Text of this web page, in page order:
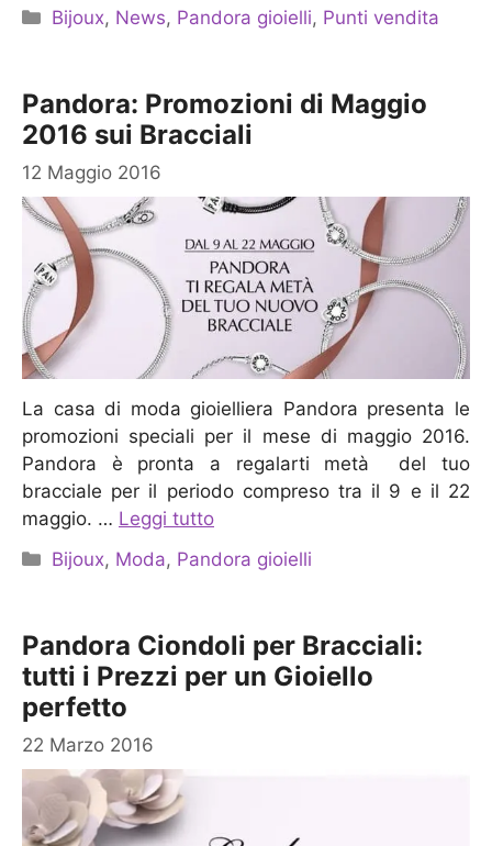
Categorie
Bijoux, News, Pandora gioielli, Punti vendita
Pandora: Promozioni di Maggio
2016 sui Bracciali
12 Maggio 2016
La casa di moda gioielliera Pandora presenta le
promozioni speciali per il mese di maggio 2016.
Pandora è pronta a regalarti metà del tuo
bracciale per il periodo compreso tra il 9 e il 22
maggio. … Leggi tutto
Categorie
Bijoux, Moda, Pandora gioielli
Pandora Ciondoli per Bracciali:
tutti i Prezzi per un Gioiello
perfetto
22 Marzo 2016